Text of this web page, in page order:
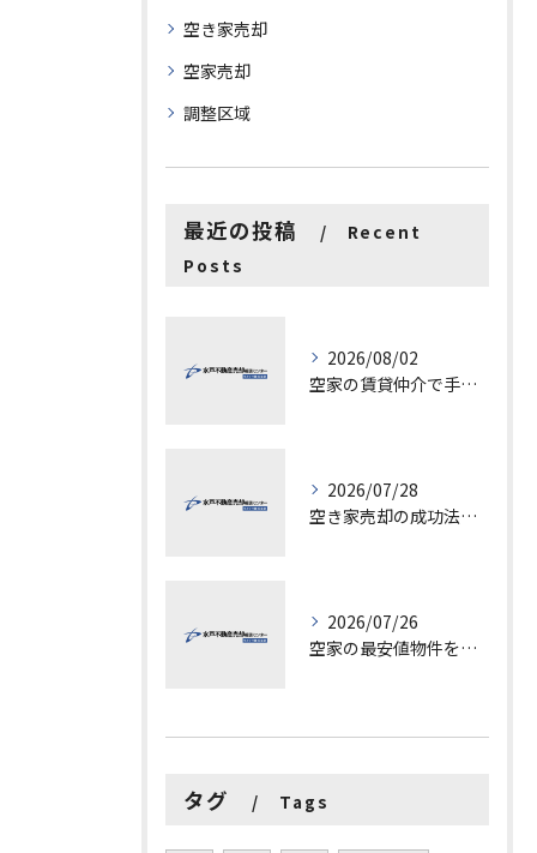
空き家売却
空家売却
調整区域
最近の投稿
Recent
Posts
2026/08/02
空家の賃貸仲介で手数料と上限を徹底解説し200万円物件の注意点も紹介
2026/07/28
空き家売却の成功法と注意点
2026/07/26
空家の最安値物件を茨城県水戸市つくば市で探す方法と賢い売却ポイントを徹底解説
タグ Tags